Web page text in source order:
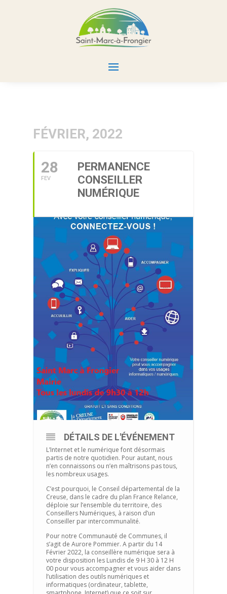
FÉVRIER, 2022
28
FEV
PERMANENCE
CONSEILLER
NUMÉRIQUE
DÉTAILS DE L'ÉVÉNEMENT
L’Internet et le numérique font désormais
partis de notre quotidien. Pour autant, nous
n’en connaissons ou n’en maîtrisons pas tous,
les nombreux usages.
C’est pourquoi, le Conseil départemental de la
Creuse, dans le cadre du plan France Relance,
déploie sur l’ensemble du territoire, des
Conseillers Numériques, à raison d’un
Conseiller par intercommunalité.
Pour notre Communauté de Communes, il
s’agit de Aurore Pommier. A partir du 14
Février 2022, la conseillère numérique sera à
votre disposition les Lundis de 9 H 30 à 12 H
00 pour vous accompagner et vous aider dans
l’utilisation des outils numériques et
informatiques (ordinateur, tablette,